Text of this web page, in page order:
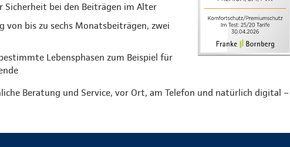
bei den Beiträgen im Alter
bis zu sechs Monatsbeiträgen, zwei
Lebensphasen zum Beispiel für
Beratung und Service, vor Ort, am Telefon und natürlich digital –